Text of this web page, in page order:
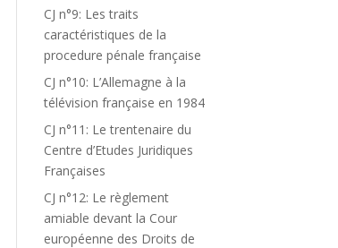
CJ n°9: Les traits
caractéristiques de la
procedure pénale française
CJ n°10: L’Allemagne à la
télévision française en 1984
CJ n°11: Le trentenaire du
Centre d’Etudes Juridiques
Françaises
CJ n°12: Le règlement
amiable devant la Cour
européenne des Droits de